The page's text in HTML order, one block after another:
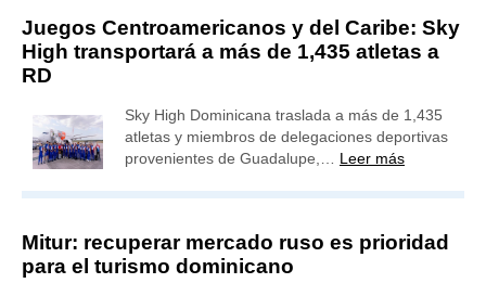
Juegos Centroamericanos y del Caribe: Sky
High transportará a más de 1,435 atletas a
RD
Sky High Dominicana traslada a más de 1,435
atletas y miembros de delegaciones deportivas
provenientes de Guadalupe,… Leer más
Mitur: recuperar mercado ruso es prioridad
para el turismo dominicano